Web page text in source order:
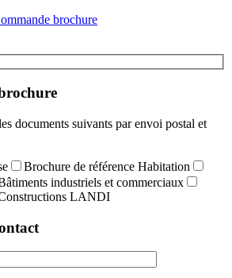
brochure
documents suivants par envoi postal et
Brochure de référence Habitation
industriels et commerciaux
LANDI